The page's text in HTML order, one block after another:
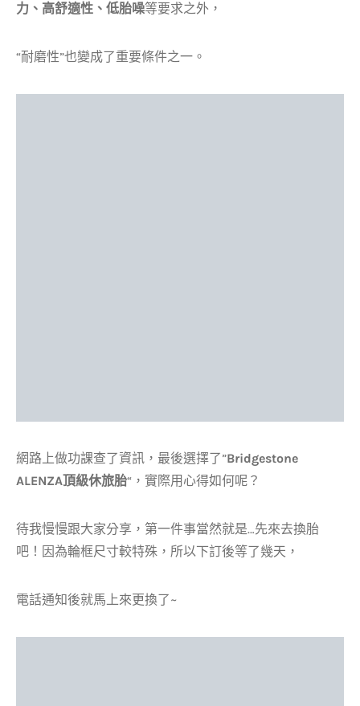
力、高舒適性、低胎噪等要求之外，
“耐磨性”也變成了重要條件之一。
網路上做功課查了資訊，最後選擇了”Bridgestone
ALENZA頂級休旅胎“，實際用心得如何呢？
待我慢慢跟大家分享，第一件事當然就是…先來去換胎
吧！因為輪框尺寸較特殊，所以下訂後等了幾天，
電話通知後就馬上來更換了~